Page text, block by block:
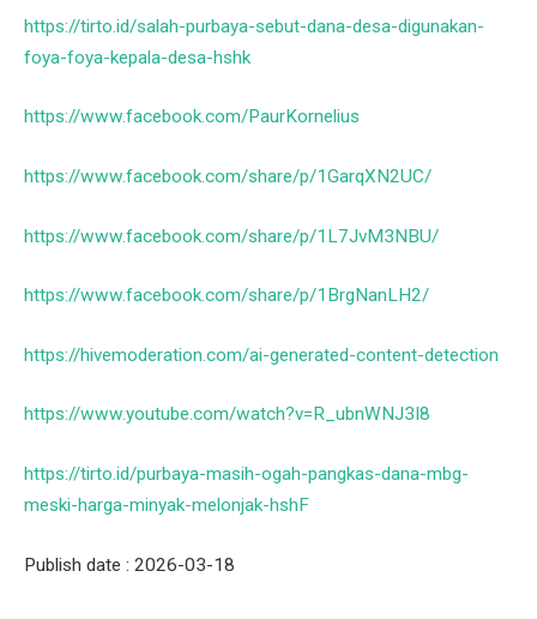
https://tirto.id/salah-purbaya-sebut-dana-desa-digunakan-
foya-foya-kepala-desa-hshk
https://www.facebook.com/PaurKornelius
https://www.facebook.com/share/p/1GarqXN2UC/
https://www.facebook.com/share/p/1L7JvM3NBU/
https://www.facebook.com/share/p/1BrgNanLH2/
https://hivemoderation.com/ai-generated-content-detection
https://www.youtube.com/watch?v=R_ubnWNJ3I8
https://tirto.id/purbaya-masih-ogah-pangkas-dana-mbg-
meski-harga-minyak-melonjak-hshF
Publish date : 2026-03-18